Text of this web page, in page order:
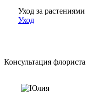
Уход за растениями
Уход
Консультация флориста